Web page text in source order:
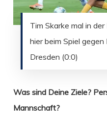
Tim Skarke mal in der
hier beim Spiel gegen
Dresden (0:0)
Was sind Deine Ziele?
Mannschaft?